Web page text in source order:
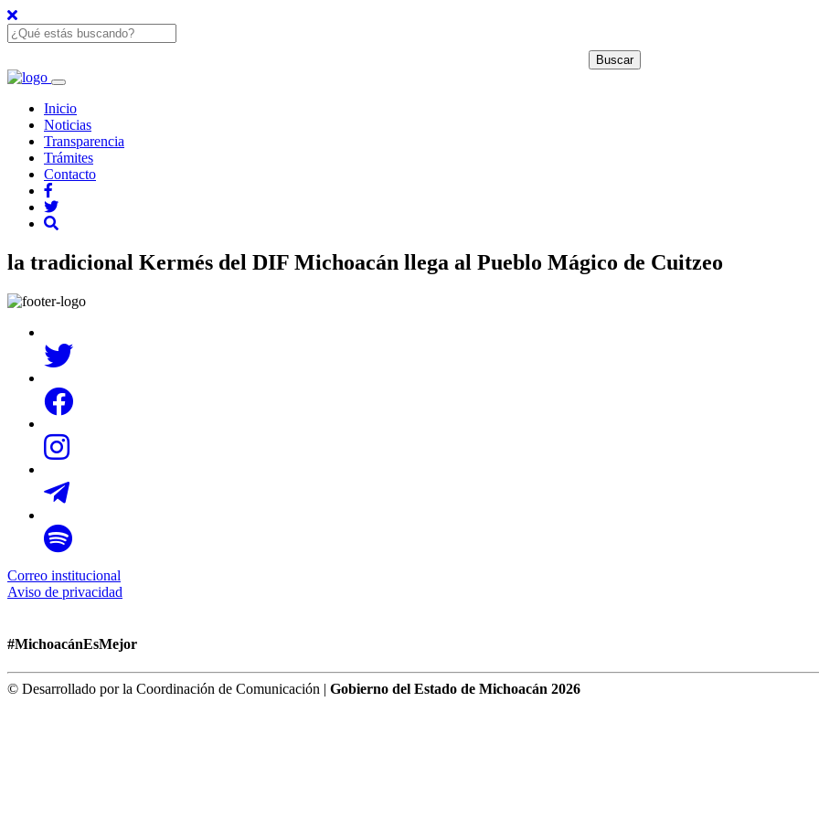
Inicio
Noticias
Transparencia
Trámites
Contacto
la tradicional Kermés del DIF Michoacán llega al Pueblo Mágico de Cuitzeo
Correo institucional
Aviso de privacidad
#MichoacánEsMejor
© Desarrollado por la Coordinación de Comunicación | Gobierno del Estado de Michoacán 2026